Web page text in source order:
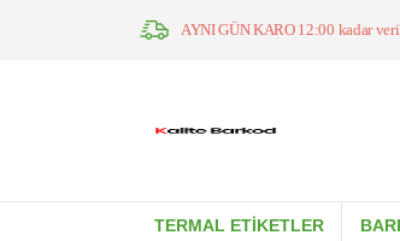
AYNI GÜN KARO 12:00 kadar
TERMAL ETIKETLER